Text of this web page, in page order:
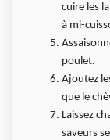
cuire les
à mi-
poulet.
Ajoutez
que le
Laissez
saveurs